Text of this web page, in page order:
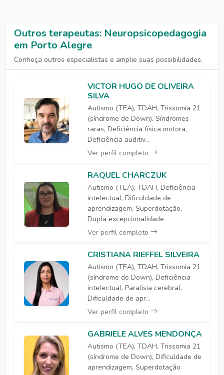
Outros terapeutas: Neuropsicopedagogia
em Porto Alegre
Conheça outros especialistas e amplie suas possibilidades.
VICTOR HUGO DE OLIVEIRA
SILVA
Autismo (TEA), TDAH, Trissomia 21
(síndrome de Down), Síndromes
raras, Deficiência física motora,
Deficiência auditiv...
Ver perfil completo
RAQUEL CHARCZUK
Autismo (TEA), TDAH, Deficiência
intelectual, Dificuldade de
aprendizagem, Superdotação,
Dupla excepcionalidade
Ver perfil completo
CRISTIANA RIEFFEL SILVEIRA
Autismo (TEA), TDAH, Trissomia 21
(síndrome de Down), Deficiência
intelectual, Paralisia cerebral,
Dificuldade de apr...
Ver perfil completo
GABRIELE ALVES MENDONÇA
Autismo (TEA), TDAH, Trissomia 21
(síndrome de Down), Dificuldade de
aprendizagem, Superdotação